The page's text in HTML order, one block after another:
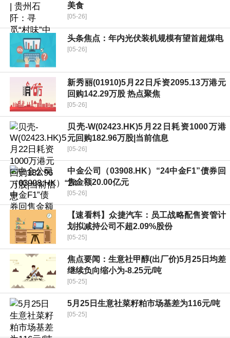
美食
[05-26]
头条焦点：年内光伏装机规模有望首超煤电
[05-26]
新秀丽(01910)5月22日斥资2095.13万港元
回购142.29万股 热点聚焦
[05-26]
贝壳-W(02423.HK)5月22日耗资1000万港
元回购182.96万股|当前信息
[05-26]
中金公司（03908.HK）“24中金F1”债券回
售金额20.00亿元
[05-26]
【速看料】众捷汽车：员工战略配售资管计
划拟减持公司不超2.09%股份
[05-25]
焦点要闻：生意社甲醇(出厂价)5月25日均差
继续负向缩小为-8.25元/吨
[05-25]
5月25日生意社菜籽粕市场基差为116元/吨
[05-25]